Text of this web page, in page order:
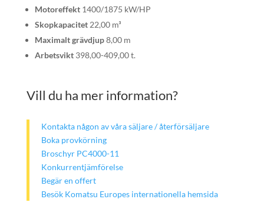
Motoreffekt1400/1875 kW/HP
Skopkapacitet22,00 m³
Maximalt grävdjup8,00 m
Arbetsvikt398,00-409,00 t.
Vill du ha mer information?
Kontakta någon av våra säljare / återförsäljare
Boka provkörning
Broschyr PC4000-11
Konkurrentjämförelse
Begär en offert
Besök Komatsu Europes internationella hemsida